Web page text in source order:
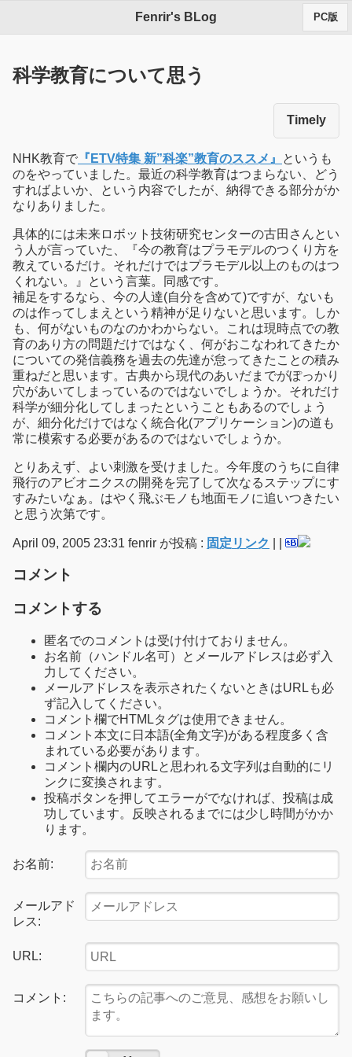
Fenrir's BLog PC版
科学教育について思う
Timely
NHK教育で 『ETV特集 新”科楽”教育のススメ』
というも
のをやっていました。最近の科学教育はつまらない、どう
すればよいか、という内容でしたが、納得できる部分がか
なりありました。
具体的には未来ロボット技術研究センターの古田さんとい
う人が言っていた、『今の教育はプラモデルのつくり方を
教えているだけ。それだけではプラモデル以上のものはつ
くれない。』という言葉。同感です。
補足をするなら、今の人達(自分を含めて)ですが、ないも
のは作ってしまえという精神が足りないと思います。しか
も、何がないものなのかわからない。これは現時点での教
育のあり方の問題だけではなく、何がおこなわれてきたか
についての発信義務を過去の先達が怠ってきたことの積み
重ねだと思います。古典から現代のあいだまでがぽっかり
穴があいてしまっているのではないでしょうか。それだけ
科学が細分化してしまったということもあるのでしょう
が、細分化だけではなく統合化(アプリケーション)の道も
常に模索する必要があるのではないでしょうか。
とりあえず、よい刺激を受けました。今年度のうちに自律
飛行のアビオニクスの開発を完了して次なるステップにす
すみたいなぁ。はやく飛ぶモノも地面モノに追いつきたい
と思う次第です。
April 09, 2005 23:31 fenrir が投稿 : 固定リンク
コメント
コメントする
匿名でのコメントは受け付けておりません。
お名前（ハンドル名可）とメールアドレスは必ず入
力してください。
メールアドレスを表示されたくないときはURLも必
ず記入してください。
コメント欄でHTMLタグは使用できません。
コメント本文に日本語(全角文字)がある程度多く含
まれている必要があります。
コメント欄内のURLと思われる文字列は自動的にリ
ンクに変換されます。
投稿ボタンを押してエラーがでなければ、投稿は成
功しています。反映されるまでには少し時間がかか
ります。
お名前:
メールアド
レス:
URL:
コメント: